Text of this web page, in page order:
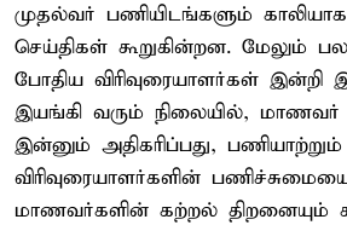
முதல்வர் பணியிடங்களும்
செய்திகள் கூறுகின்றன. மேலும்
போதிய விரிவுரையாளர்கள் இன்றி
இயங்கி வரும் நிலையில்,
இன்னும் அதிகரிப்பது, பணியாற்றும்
விரிவுரையாளர்களின்
மாணவர்களின் கற்றல் திறனையும்